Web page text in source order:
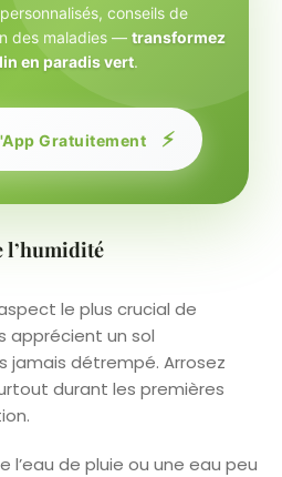
conseils de
des maladies — transformez
en paradis vert.
Gratuitement ⚡
l’humidité
le plus crucial de
apprécient un sol
détrempé. Arrosez
durant les premières
l’eau de pluie ou une eau peu